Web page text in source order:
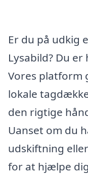
Er du på udkig
Lysabild? Du
Vores platform
lokale
den rigtige
Uanset om du
udskiftning
for at hjælpe